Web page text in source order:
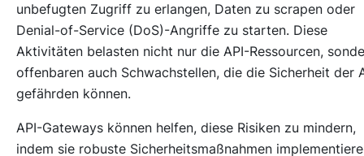
unbefugten Zugriff zu erlangen, Daten zu scrapen oder
Denial-of-Service (DoS)-Angriffe zu starten. Diese
Aktivitäten belasten nicht nur die API-Ressourcen,
offenbaren auch Schwachstellen, die die Sicherheit der
gefährden können.
API-Gateways können helfen, diese Risiken zu mindern,
indem sie robuste Sicherheitsmaßnahmen